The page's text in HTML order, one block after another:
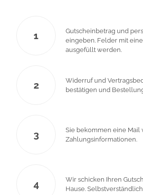
1
Gutscheinbetrag und
eingeben. Felder mit
ausgefüllt werden.
2
Widerruf und
bestätigen und
3
Sie bekommen eine Mail
Zahlungsinformationen.
4
Wir schicken Ihren
Hause.